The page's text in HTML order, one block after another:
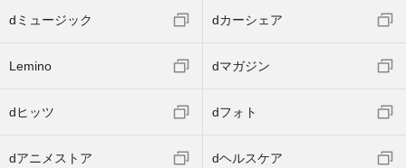
dミュージック dカーシェア
Lemino dマガジン
dヒッツ dフォト
dアニメストア dヘルスケア